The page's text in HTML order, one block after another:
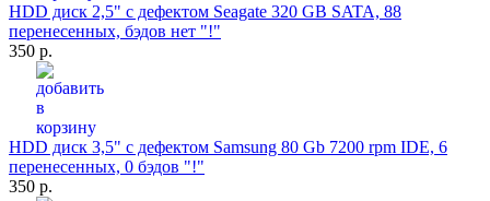
HDD диск 2,5" с дефектом Seagate 320 GB SATA, 88
перенесенных, бэдов нет "!"
350 р.
HDD диск 3,5" с дефектом Samsung 80 Gb 7200 rpm IDE, 6
перенесенных, 0 бэдов "!"
350 р.